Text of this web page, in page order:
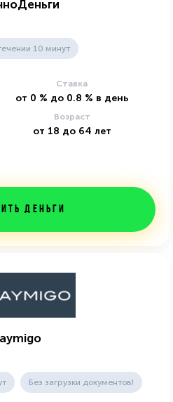
10 минут
Ставка
от 0 % до 0.8 % в день
Возраст
от 18 до 64 лет
деньги
Без загрузки документов!